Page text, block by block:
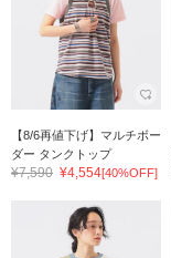
【8/6再値下げ】マルチボー
ダー タンクトップ
¥7,590 ¥4,554[40%OFF]